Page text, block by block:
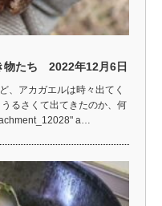
物たち 2022年12月6日
、アカガエルは時々出てく
るさくて出てきたのか、何
a…